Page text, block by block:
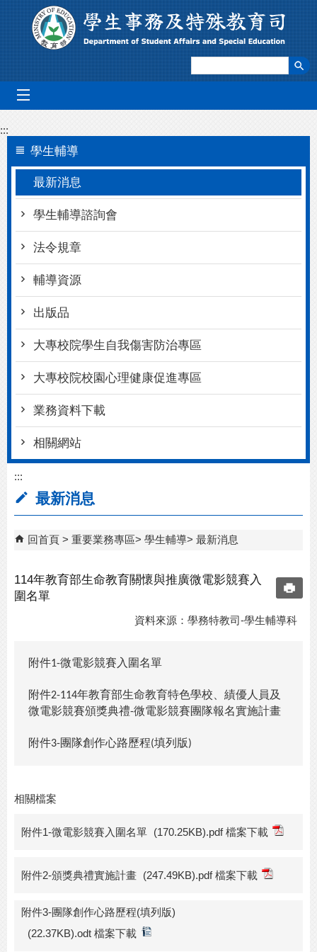
跳到主要內容區塊
:::
學生輔導
最新消息
學生輔導諮詢會
法令規章
輔導資源
出版品
大專校院學生自我傷害防治專區
大專校院校園心理健康促進專區
業務資料下載
相關網站
:::
最新消息
回首頁 重要業務專區 學生輔導 最新消息
114年教育部生命教育關懷與推廣微電影競賽入
圍名單
資料來源：學務特教司-學生輔導科
附件1-微電影競賽入圍名單
附件2-114年教育部生命教育特色學校、績優人員及
微電影競賽頒獎典禮-微電影競賽團隊報名實施計畫
附件3-團隊創作心路歷程(填列版)
相關檔案
附件1-微電影競賽入圍名單 (170.25KB).pdf 檔案下載
附件2-頒獎典禮實施計畫 (247.49KB).pdf 檔案下載
附件3-團隊創作心路歷程(填列版)
(22.37KB).odt 檔案下載